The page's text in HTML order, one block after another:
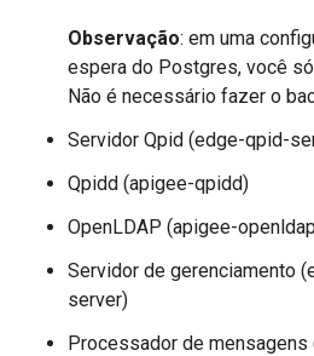
Observação: em uma
espera do Postgres, você
Não é necessário fazer o
Servidor Qpid (edge-qpid-
Qpidd (apigee-qpidd)
OpenLDAP (apigee-
Servidor de gerenciamento
server)
Processador de